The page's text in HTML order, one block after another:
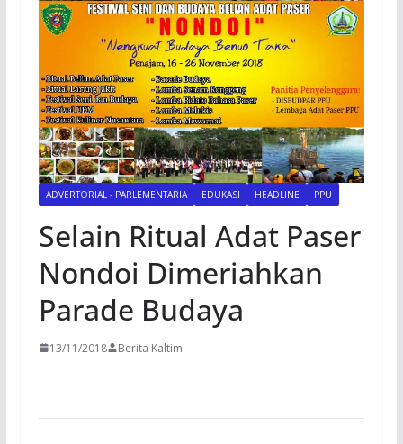
ADVERTORIAL - PARLEMENTARIA EDUKASI HEADLINE PPU
Selain Ritual Adat Paser
Nondoi Dimeriahkan
Parade Budaya
13/11/2018 Berita Kaltim